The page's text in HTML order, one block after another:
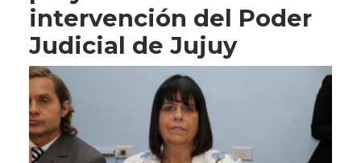
intervención del Poder
Judicial de Jujuy